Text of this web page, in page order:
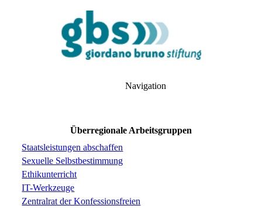
Navigation
Überregionale Arbeitsgruppen
Staatsleistungen abschaffen
Sexuelle Selbstbestimmung
Ethikunterricht
IT-Werkzeuge
Zentralrat der Konfessionsfreien